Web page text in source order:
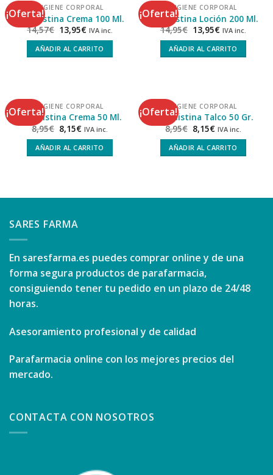
¡Oferta!HIGIENE CORPORAL
Talquistina Crema 100 Ml.
14,57€ 13,95€ IVA inc.
AÑADIR AL CARRITO
¡Oferta!HIGIENE CORPORAL
Talquistina Loción 200 Ml.
14,95€ 13,95€ IVA inc.
AÑADIR AL CARRITO
¡Oferta!HIGIENE CORPORAL
Talquistina Crema 50 Ml.
8,95€ 8,15€ IVA inc.
AÑADIR AL CARRITO
¡Oferta!HIGIENE CORPORAL
Talquistina Talco 50 Gr.
8,95€ 8,15€ IVA inc.
AÑADIR AL CARRITO
SARES FARMA
En saresfarma.es puedes comprar online y de una
forma segura productos de parafarmacia,
consiguiendo tener tu pedido en un plazo de 24/48
horas.
Asesoramiento profesional y de calidad
Parafarmacia online con los mejores precios del
mercado.
CONTACTA CON NOSOTROS